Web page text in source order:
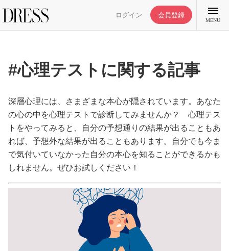
ログイン 会員登録
MENU
特集記事
DRESS部活
ライフスタイル
ファッション
恋愛/結婚/離婚
#心理テストに関する記事
深層心理には、さまざまな本心が隠されています。あなた
の心の中を心理テストで診断してみませんか？ 心理テス
トをやってみると、自分の予想通りの結果が出ることもあ
れば、予想外な結果が出ることもあります。自分でも今ま
で気付いていなかった自分の本心を知ることができるかも
しれません。ぜひお試しください！